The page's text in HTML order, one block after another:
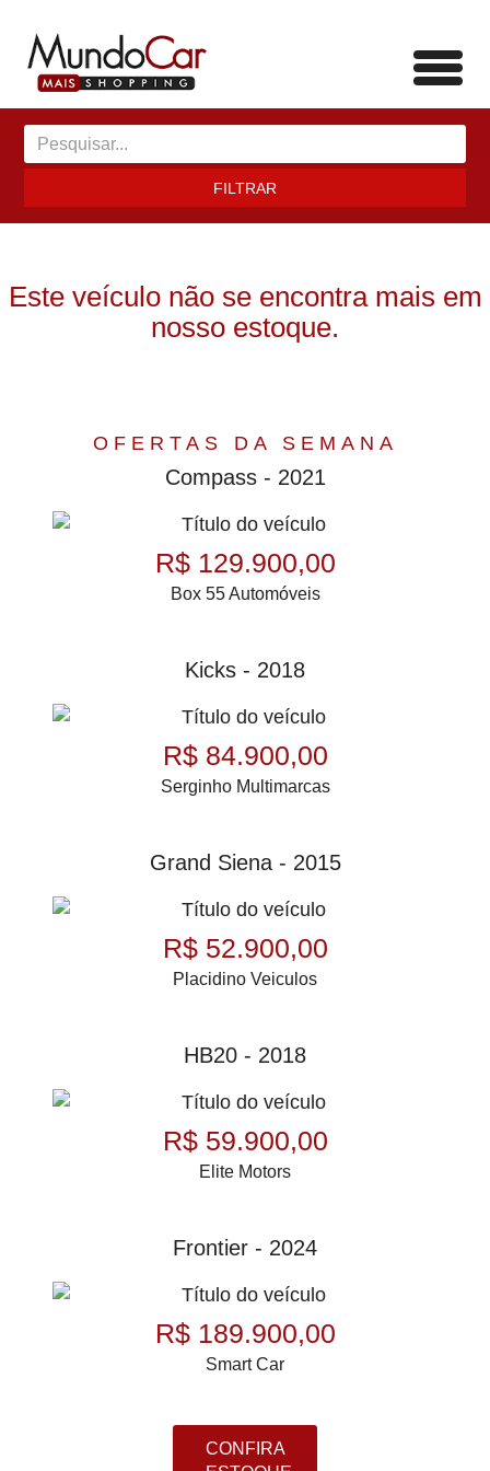
FILTRAR
Este veículo não se encontra mais em
nosso estoque.
OFERTAS DA SEMANA
Compass - 2021
R$ 129.900,00
Box 55 Automóveis
Kicks - 2018
R$ 84.900,00
Serginho Multimarcas
Grand Siena - 2015
R$ 52.900,00
Placidino Veiculos
HB20 - 2018
R$ 59.900,00
Elite Motors
Frontier - 2024
R$ 189.900,00
Smart Car
CONFIRA